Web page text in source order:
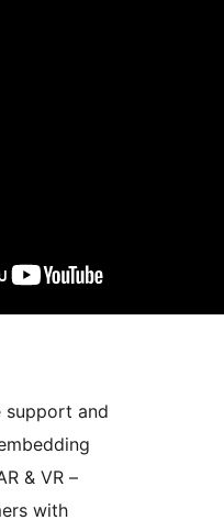
support and
& VR –
with